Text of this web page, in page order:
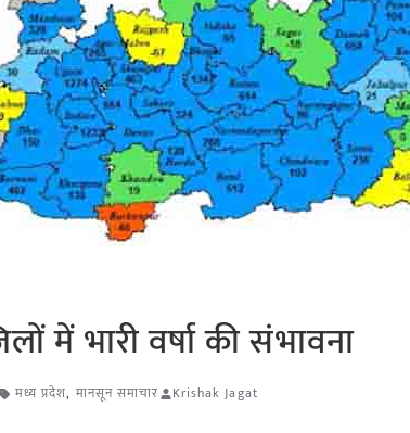
में भारी वर्षा की संभावना
मध्य प्रदेश, मानसून समाचार Krishak Jagat